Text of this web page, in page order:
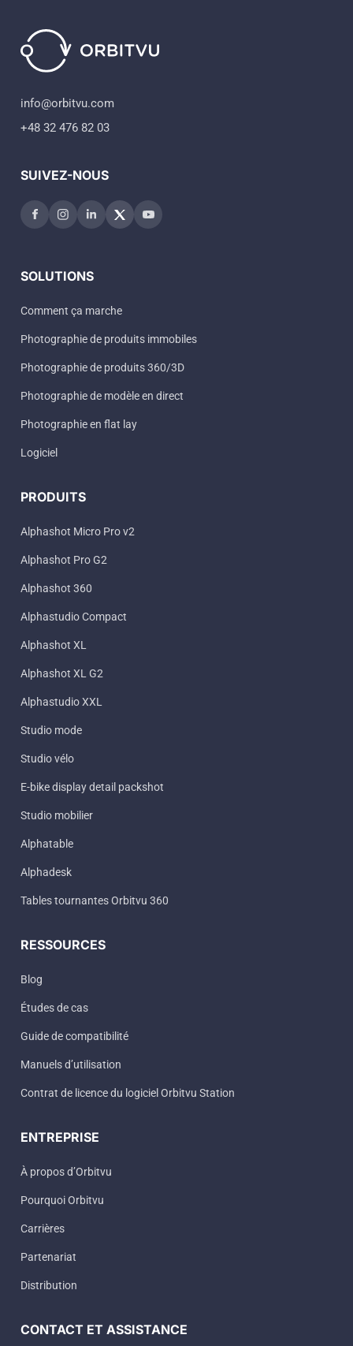
info@orbitvu.com
+48 32 476 82 03
SUIVEZ-NOUS
SOLUTIONS
Comment ça marche
Photographie de produits immobiles
Photographie de produits 360/3D
Photographie de modèle en direct
Photographie en flat lay
Logiciel
PRODUITS
Alphashot Micro Pro v2
Alphashot Pro G2
Alphashot 360
Alphastudio Compact
Alphashot XL
Alphashot XL G2
Alphastudio XXL
Studio mode
Studio vélo
E-bike display detail packshot
Studio mobilier
Alphatable
Alphadesk
Tables tournantes Orbitvu 360
RESSOURCES
Blog
Études de cas
Guide de compatibilité
Manuels d’utilisation
Contrat de licence du logiciel Orbitvu Station
ENTREPRISE
À propos d’Orbitvu
Pourquoi Orbitvu
Carrières
Partenariat
Distribution
CONTACT ET ASSISTANCE